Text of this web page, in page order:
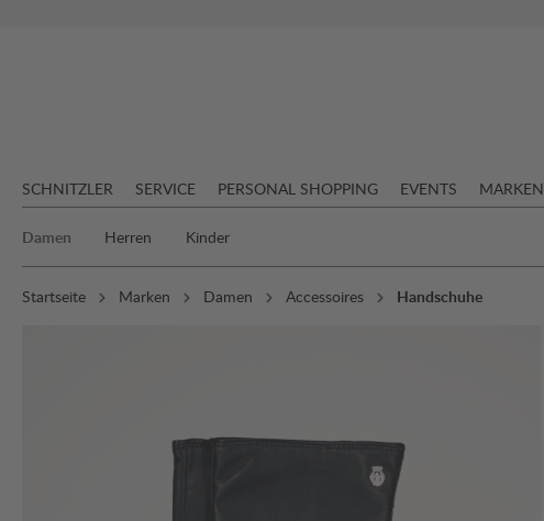
SCHNITZLER SERVICE PERSONAL SHOPPING EVENTS MARKEN
Damen Herren Kinder
Startseite Marken Damen Accessoires Handschuhe